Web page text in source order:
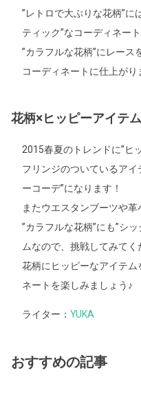
”レトロで大ぶりな花柄”に
ティック”なコーディネー
”カラフルな花柄”にレー
コーディネートに仕上がり
花柄×ヒッピーアイテム
2015春夏のトレンドに”ヒ
フリンジのついているア
ーコーデ”になります！
またウエスタンブーツや革
”カラフルな花柄”にも”シ
ムなので、挑戦してみてく
花柄にヒッピーなアイテ
ネートを楽しみましょう♪
ライター： YUKA
おすすめの記事